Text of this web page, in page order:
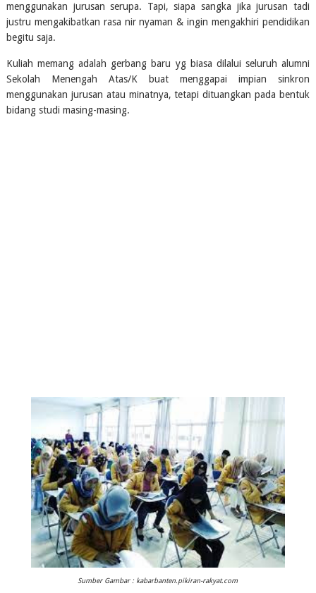
menggunakan jurusan serupa. Tapi, siapa sangka jika jurusan tadi
justru mengakibatkan rasa nir nyaman & ingin mengakhiri pendidikan
begitu saja.
Kuliah memang adalah gerbang baru yg biasa dilalui seluruh alumni
Sekolah Menengah Atas/K buat menggapai impian sinkron
menggunakan jurusan atau minatnya, tetapi dituangkan pada bentuk
bidang studi masing-masing.
Sumber Gambar : kabarbanten.pikiran-rakyat.com